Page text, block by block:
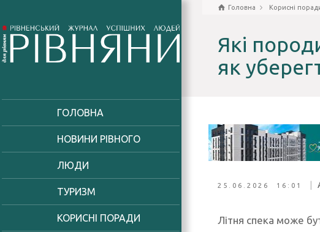
ГОЛОВНА
НОВИНИ РІВНОГО
ЛЮДИ
ТУРИЗМ
КОРИСНІ ПОРАДИ
Головна Корисні
Які
як
25.06.2026 16:01
Літня спека може